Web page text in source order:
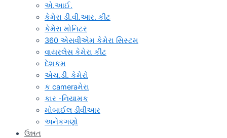
એ.આઈ.
કેમેરા ડી.વી.આર. કીટ
કેમેરા મોનિટર
360 એસવીએમ કેમેરા સિસ્ટમ
વાયરલેસ કેમેરા કીટ
દેશકમ
એચ.ડી. કેમેરો
ક cameraમેરા
કાર -નિયામક
મોબાઈલ ડીવીઆર
અનેકગણો
ઉન્નત